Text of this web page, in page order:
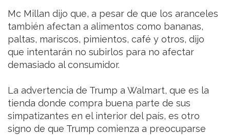
Mc Millan dijo que, a pesar de que los aranceles
también afectan a alimentos como bananas,
paltas, mariscos, pimientos, café y otros, dijo
que intentarán no subirlos para no afectar
demasiado al consumidor.
La advertencia de Trump a Walmart, que es la
tienda donde compra buena parte de sus
simpatizantes en el interior del país, es otro
signo de que Trump comienza a preocuparse